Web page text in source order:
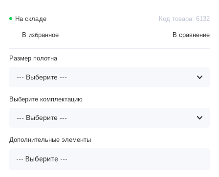
На складе Код товара: 6132
В избранное В сравнение
Размер полотна
Выберите комплектацию
Дополнительные элементы
--- Выберите ---